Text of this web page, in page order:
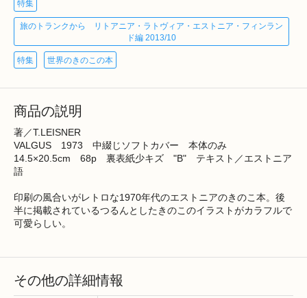
特集
旅のトランクから リトアニア・ラトヴィア・エストニア・フィンラン
ド編 2013/10
特集 世界のきのこの本
商品の説明
著／T.LEISNER
VALGUS 1973 中綴じソフトカバー 本体のみ
14.5×20.5cm 68p 裏表紙少キズ "B" テキスト／エストニア
語
印刷の風合いがレトロな1970年代のエストニアのきのこ本。後
半に掲載されているつるんとしたきのこのイラストがカラフルで
可愛らしい。
その他の詳細情報